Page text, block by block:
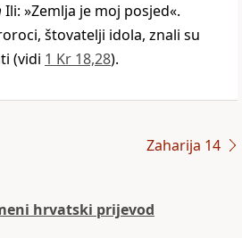
Ili: »Zemlja je moj posjed«.
štovatelji idola, znali su
(vidi 1 Kr 18,28).
Zaharija 14
hrvatski prijevod